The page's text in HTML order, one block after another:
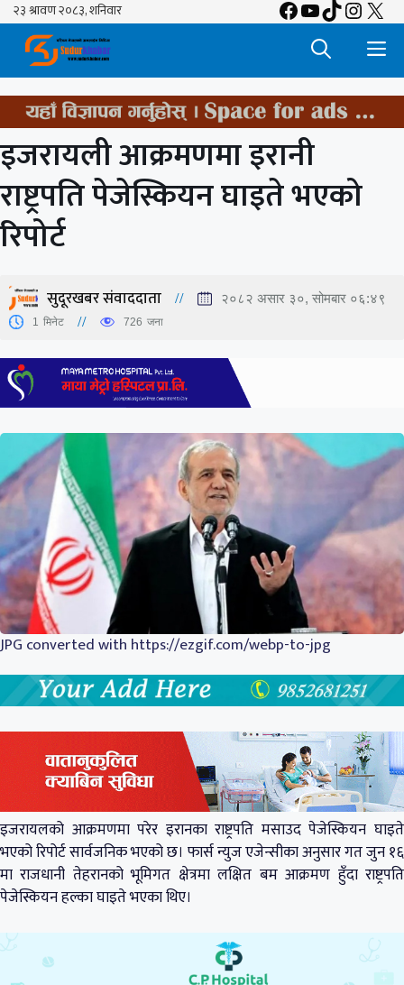
Skip
content
Facebook
YouTube
TikTok
X
इजरायली आक्रमणमा इरानी
राष्ट्रपति पेजेस्कियन घाइते भएको
रिपोर्ट
सुदूरखबर संवाददाता २०८२ असार ३०, सोमबार ०६:४९
1 मिनेट 726 जना
JPG converted with https://ezgif.com/webp-to-jpg
इजरायलको आक्रमणमा परेर इरानका राष्ट्रपति मसाउद पेजेस्कियन घाइते
भएको रिपोर्ट सार्वजनिक भएको छ। फार्स न्युज एजेन्सीका अनुसार गत जुन १६
मा राजधानी तेहरानको भूमिगत क्षेत्रमा लक्षित बम आक्रमण हुँदा राष्ट्रपति
पेजेस्कियन हल्का घाइते भएका थिए।